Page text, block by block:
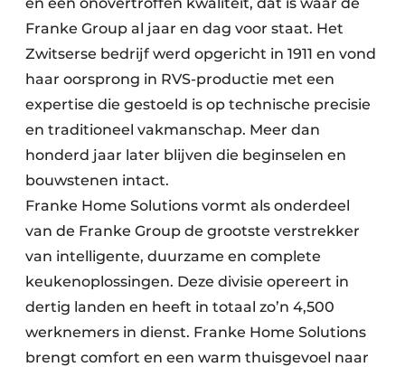
Franke Group al jaar en dag voor staat. Het
Zwitserse bedrijf werd opgericht in 1911 en vond
haar oorsprong in RVS-productie met een
expertise die gestoeld is op technische precisie
en traditioneel vakmanschap. Meer dan
honderd jaar later blijven die beginselen en
bouwstenen intact.
Franke Home Solutions vormt als onderdeel
van de Franke Group de grootste verstrekker
van intelligente, duurzame en complete
keukenoplossingen. Deze divisie opereert in
dertig landen en heeft in totaal zo’n 4,500
werknemers in dienst. Franke Home Solutions
brengt comfort en een warm thuisgevoel naar